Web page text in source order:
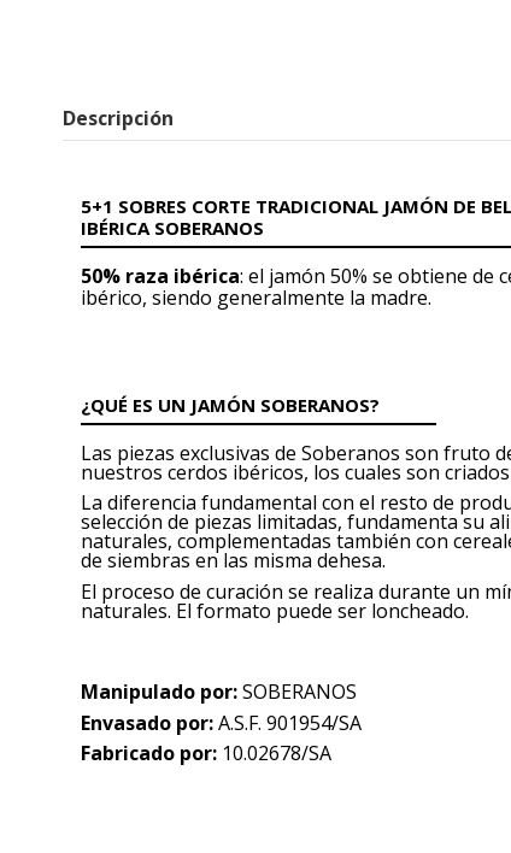
Descripción
5+1 SOBRES CORTE TRADICIONAL JAMÓN DE
IBÉRICA SOBERANOS
50% raza ibérica: el jamón 50% se obtiene
ibérico, siendo generalmente la madre.
¿QUÉ ES UN JAMÓN SOBERANOS?
Las piezas exclusivas de Soberanos son fruto
nuestros cerdos ibéricos, los cuales son
La diferencia fundamental con el resto de
selección de piezas limitadas, fundamenta su
naturales, complementadas también con
de siembras en las misma dehesa.
El proceso de curación se realiza durante un
naturales. El formato puede ser loncheado.
Manipulado por:SOBERANOS
Envasado por:A.S.F. 901954/SA
Fabricado por: 10.02678/SA